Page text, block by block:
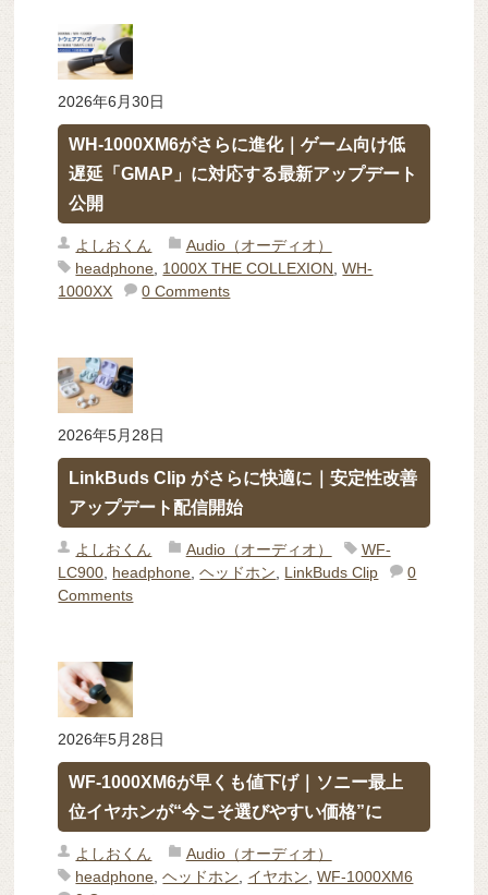
2026年6月30日
WH-1000XM6がさらに進化｜ゲーム向け低
遅延「GMAP」に対応する最新アップデート
公開
よしおくん
Audio（オーディオ）
headphone, 1000X THE COLLEXION,WH-
1000XX
0 Comments
2026年5月28日
LinkBuds Clip がさらに快適に｜安定性改善
アップデート配信開始
よしおくん Audio（オーディオ）
WF-
LC900, headphone,ヘッドホン, LinkBuds Clip
0
Comments
2026年5月28日
WF-1000XM6が早くも値下げ｜ソニー最上
位イヤホンが“今こそ選びやすい価格”に
よしおくん
Audio（オーディオ）
headphone ,ヘッドホン イヤホン ,WF-1000XM6